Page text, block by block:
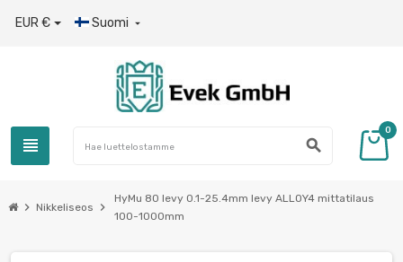
EUR € Suomi 
view_headline search
0
chevron_right Nikkeliseos chevron_right
HyMu 80 levy 0.1-25.4mm levy ALLOY4 mittatilaus
100-1000mm